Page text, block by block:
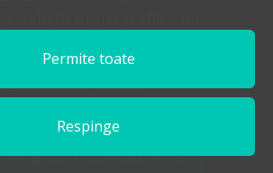
posibil, cu ajutorul
dentare.
O CONSULTAȚIE
Permite toate
Respinge